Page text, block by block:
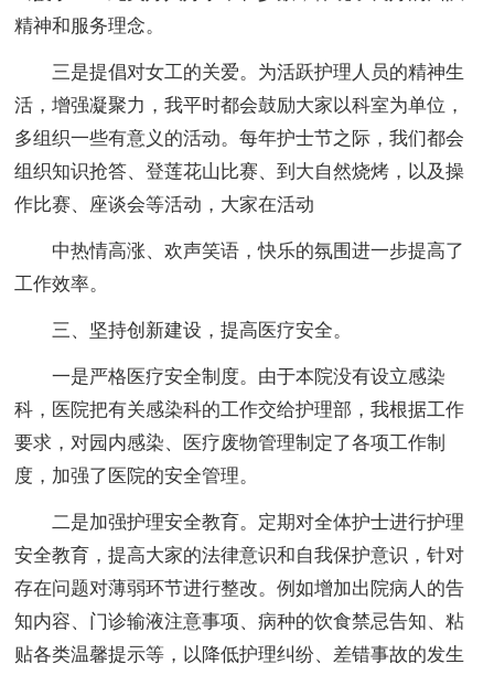
精神和服务理念。
三是提倡对女工的关爱。为活跃护理人员的精神生
活，增强凝聚力，我平时都会鼓励大家以科室为单位，
多组织一些有意义的活动。每年护士节之际，我们都会
组织知识抢答、登莲花山比赛、到大自然烧烤，以及操
作比赛、座谈会等活动，大家在活动
中热情高涨、欢声笑语，快乐的氛围进一步提高了
工作效率。
三、坚持创新建设，提高医疗安全。
一是严格医疗安全制度。由于本院没有设立感染
科，医院把有关感染科的工作交给护理部，我根据工作
要求，对园内感染、医疗废物管理制定了各项工作制
度，加强了医院的安全管理。
二是加强护理安全教育。定期对全体护士进行护理
安全教育，提高大家的法律意识和自我保护意识，针对
存在问题对薄弱环节进行整改。例如增加出院病人的告
知内容、门诊输液注意事项、病种的饮食禁忌告知、粘
贴各类温馨提示等，以降低护理纠纷、差错事故的发生